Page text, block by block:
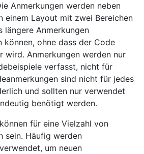
Anmerkungen werden neben
einem Layout mit zwei Bereichen
längere Anmerkungen
können, ohne dass der Code
wird. Anmerkungen werden nur
verfasst, nicht für
sind nicht für jedes
und sollten nur verwendet
benötigt werden.
für eine Vielzahl von
sein. Häufig werden
um neuen